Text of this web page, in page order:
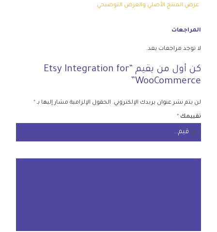
عرض المنتج الأصلي والعرض التوضيحي
المراجعات
لا توجد مراجعات بعد.
كن أول من يقيم “Etsy Integration for
WooCommerce”
لن يتم نشر عنوان بريدك الإلكتروني. الحقول الإلزامية مشار إليها بـ *
تقييمك *